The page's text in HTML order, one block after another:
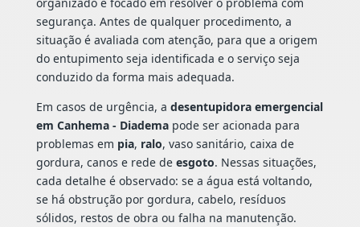
segurança. Antes de qualquer procedimento, a
situação é avaliada com atenção, para que a origem
do entupimento seja identificada e o serviço seja
conduzido da forma mais adequada.
Em casos de urgência, a desentupidora emergencial
em Canhema - Diademapode ser acionada para
problemas em pia, ralo, vaso sanitário, caixa de
gordura, canos e rede de esgoto. Nessas situações,
cada detalhe é observado: se a água está voltando,
se há obstrução por gordura, cabelo, resíduos
sólidos, restos de obra ou falha na manutenção.